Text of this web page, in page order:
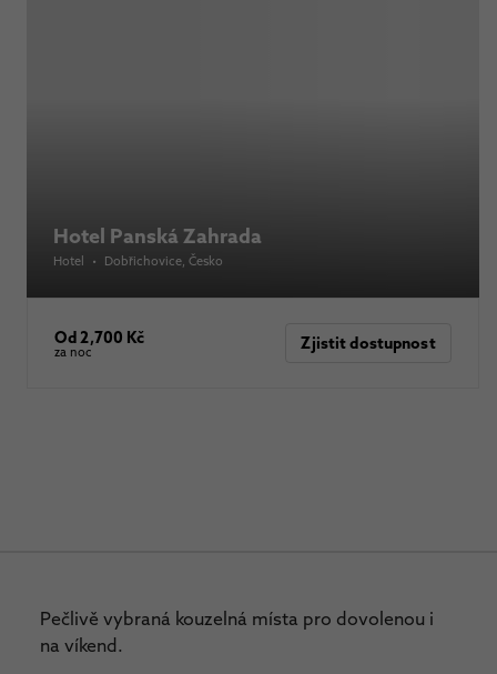
Hotel Panská Zahrada
Hotel • Dobřichovice , Česko
Od 2,700 Kč
za noc Zjistit dostupnost
Pečlivě vybraná kouzelná místa pro dovolenou i
na víkend.